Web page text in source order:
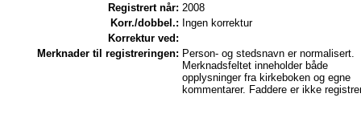
Registrert når: 2008
Korr./dobbel.: Ingen korrektur
Korrektur ved:
Merknader til registreringen: Person- og stedsnavn er normalisert.
Merknadsfeltet inneholder både
opplysninger fra kirkeboken og egne
kommentarer. Faddere er ikke